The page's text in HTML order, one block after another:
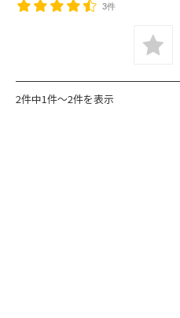
3件
2件中1件～2件を表示